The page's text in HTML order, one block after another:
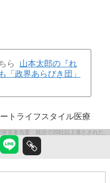
ら
山本太郎の『れ
「政界あらびき団」
ト ライフスタイル医療
障害者当選 就活で20社以上落とされた